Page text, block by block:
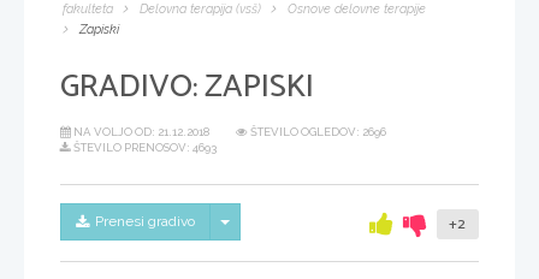
fakulteta
Delovna terapija (vsš)
Osnove delovne terapije
Zapiski
GRADIVO:ZAPISKI
NA VOLJO OD: 21.12.2018
ŠTEVILO OGLEDOV: 2696
ŠTEVILO PRENOSOV: 4693
Prenesi gradivo Skrij/prikaži meni +2